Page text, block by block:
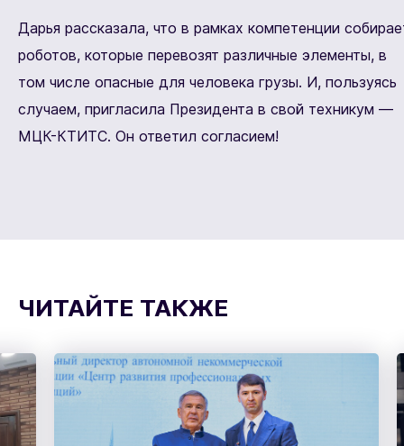
Дарья рассказала, что в рамках компетенции
роботов, которые перевозят различные элементы, в
том числе опасные для человека грузы. И, пользуясь
случаем, пригласила Президента в свой техникум —
МЦК-КТИТС. Он ответил согласием!
ЧИТАЙТЕ ТАКЖЕ